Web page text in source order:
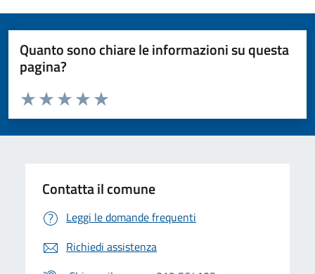
Quanto sono chiare le informazioni su questa
pagina?
Valuta da 1 a 5 stelle la pagina
Valuta 5 stelle su 5
Valuta 4 stelle su 5
Valuta 3 stelle su 5
Valuta 2 stelle su 5
Valuta 1 stelle su 5
Contatta il comune
Leggi le domande frequenti
Richiedi assistenza